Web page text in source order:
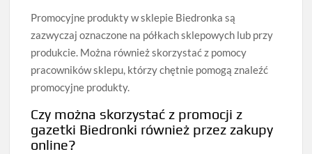
Promocyjne produkty w sklepie Biedronka są
zazwyczaj oznaczone na półkach sklepowych lub przy
produkcie. Można również skorzystać z pomocy
pracowników sklepu, którzy chętnie pomogą znaleźć
promocyjne produkty.
Czy można skorzystać z promocji z
gazetki Biedronki również przez zakupy
online?